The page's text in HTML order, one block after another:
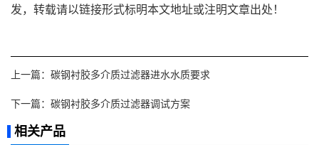
发，转载请以链接形式标明本文地址或注明文章出处！
上一篇： 碳钢衬胶多介质过滤器进水水质要求
下一篇： 碳钢衬胶多介质过滤器调试方案
相关产品